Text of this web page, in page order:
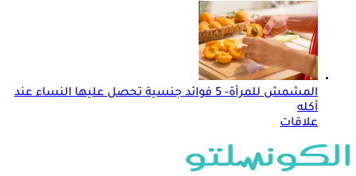
المشمش للمرأة- 5 فوائد جنسية تحصل عليها النساء عند
أكله
علاقات